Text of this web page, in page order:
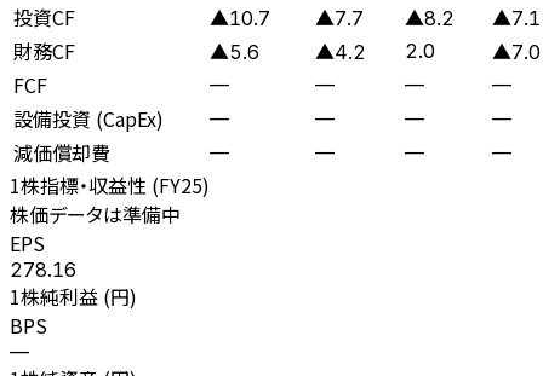
投資CF ▲10.7 ▲7.7 ▲8.2 ▲7.1
財務CF ▲5.6 ▲4.2 2.0 ▲7.0
FCF — — — —
設備投資 (CapEx) — — — —
減価償却費 — — — —
1株指標・収益性 (FY25)
株価データは準備中
EPS
278.16
1株純利益 (円)
BPS
—